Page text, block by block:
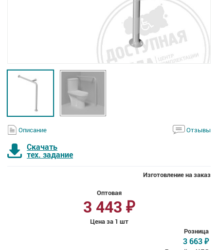
Описание Отзывы
Скачать
тех. задание
Изготовление на заказ
Оптовая
3 443 ₽
Цена за 1 шт
Розница
3 663 ₽